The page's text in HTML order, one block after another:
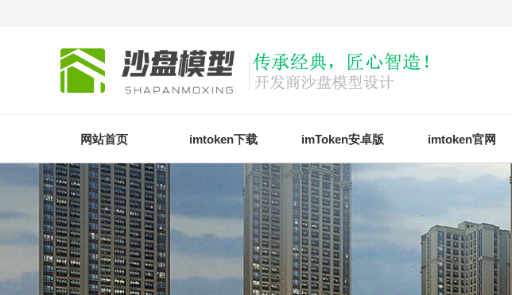
网站首页 imtoken下载 imToken安卓版 imtoken官网